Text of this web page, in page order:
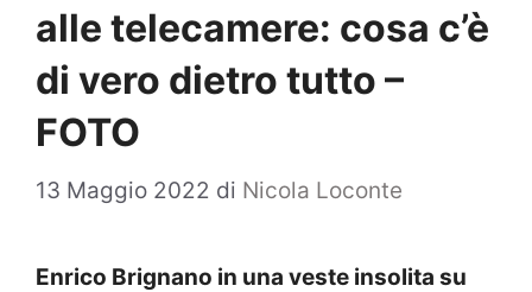
alle telecamere: cosa c’è
di vero dietro tutto –
FOTO
13 Maggio 2022 di Nicola Loconte
Enrico Brignano in una veste insolita su